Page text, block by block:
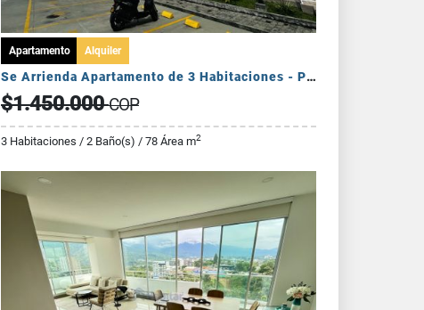
Apartamento Alquiler
Se Arrienda Apartamento de 3 Habitaciones - Puerto Espejo
$1.450.000COP
3 Habitaciones / 2 Baño(s) / 78 Área m2